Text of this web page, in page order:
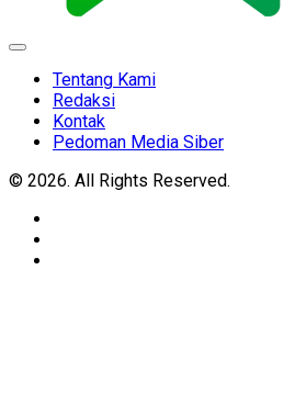
Expand
Tentang Kami
Redaksi
Kontak
Pedoman Media Siber
© 2026. All Rights Reserved.